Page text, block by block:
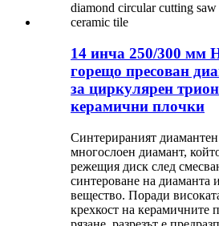
14 инча 250/300 мм
горещо пресован
за циркулярен
керамични плочки
Синтерираният
многослоен диамант,
режещия диск след
синтероване на диаманта
вещество. Поради
крехкост на керамичните